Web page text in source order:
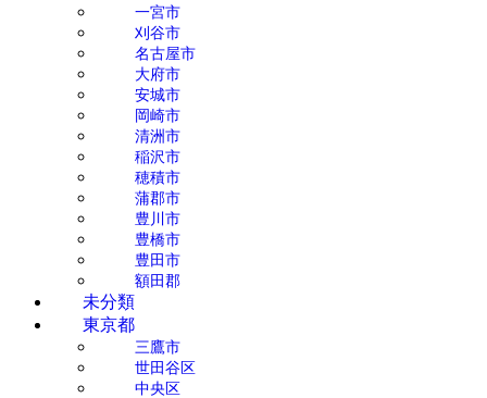
一宮市
刈谷市
名古屋市
大府市
安城市
岡崎市
清洲市
稲沢市
穂積市
蒲郡市
豊川市
豊橋市
豊田市
額田郡
未分類
東京都
三鷹市
世田谷区
中央区